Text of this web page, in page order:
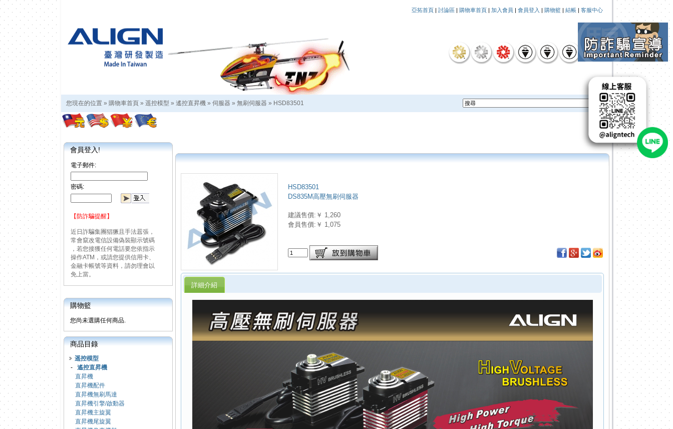
亞拓首頁 | 討論區 | 購物車首頁 | 加入會員 | 會員登入 | 購物籃 | 結帳 | 客服中心
您現在的位置 » 購物車首頁 » 遥控模型 » 遙控直昇機 » 伺服器 » 無刷伺服器 » HSD83501
會員登入!
電子郵件:
密碼:
【防詐騙提醒】
近日詐騙集團猖獗且手法囂張，
常會竄改電信設備偽裝顯示號碼
，若您接獲任何電話要您依指示
操作ATM，或請您提供信用卡、
金融卡帳號等資料，請勿理會以
免上當。
購物籃
您尚未選購任何商品.
商品目錄
遥控模型
- 遙控直昇機
直昇機
直昇機配件
直昇機無刷馬達
直昇機引擎/啟動器
直昇機主旋翼
直昇機尾旋翼
HSD83501
DS835M高壓無刷伺服器
建議售價:￥ 1,260
會員售價:￥ 1,075
詳細介紹